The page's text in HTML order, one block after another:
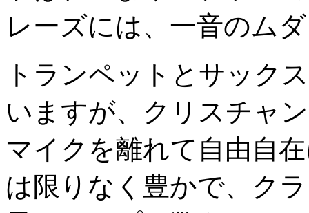
レーズには、一音のム
トランペットとサック
いますが、クリスチャ
マイクを離れて自由自
は限りなく豊かで、ク